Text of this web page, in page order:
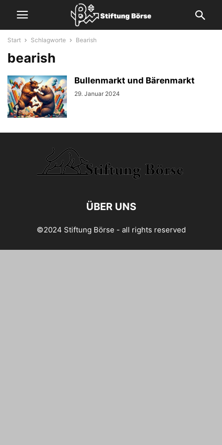
Start Schlagworte Bearish
bearish
Bullenmarkt und Bärenmarkt
29. Januar 2024
ÜBER UNS
©2024 Stiftung Börse - all rights reserved